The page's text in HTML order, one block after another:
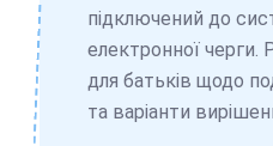
підключений до
електронної черги.
для батьків щодо
та варіанти